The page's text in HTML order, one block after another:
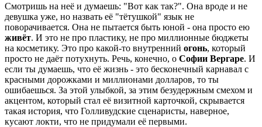
Смотришь на неё и думаешь: "Вот как так?". Она вроде и не
девушка уже, но назвать её "тётушкой" язык не
поворачивается. Она не пытается быть юной - она просто ею
живёт. И это не про пластику, не про миллионные бюджеты
на косметику. Это про какой-то внутренний огонь, который
просто не даёт потухнуть. Речь, конечно, о Софии Вергаре. И
если ты думаешь, что её жизнь - это бесконечный карнавал с
красными дорожками и миллионами долларов, то ты
ошибаешься. За этой улыбкой, за этим безудержным смехом и
акцентом, который стал её визитной карточкой, скрывается
такая история, что Голливудские сценаристы, наверное,
кусают локти, что не придумали её первыми.